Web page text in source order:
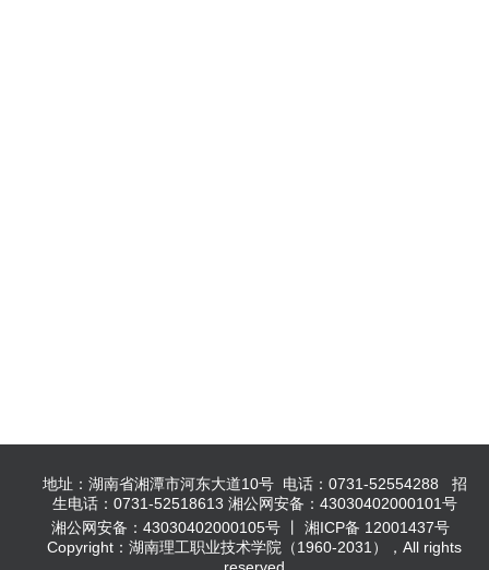
地址：湖南省湘潭市河东大道10号 电话：0731-52554288 招
生电话：0731-52518613 湘公网安备：43030402000101号
湘公网安备：43030402000105号 丨 湘ICP备 12001437号
Copyright：湖南理工职业技术学院（1960-2031），All rights